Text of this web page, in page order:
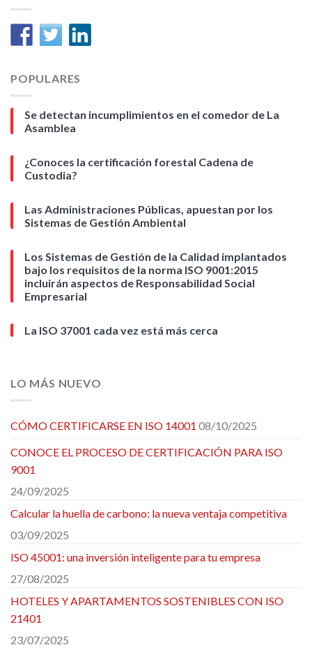
POPULARES
Se detectan incumplimientos en el comedor de La
Asamblea
¿Conoces la certificación forestal Cadena de
Custodia?
Las Administraciones Públicas, apuestan por los
Sistemas de Gestión Ambiental
Los Sistemas de Gestión de la Calidad implantados
bajo los requisitos de la norma ISO 9001:2015
incluirán aspectos de Responsabilidad Social
Empresarial
La ISO 37001 cada vez está más cerca
LO MÁS NUEVO
CÓMO CERTIFICARSE EN ISO 14001 08/10/2025
CONOCE EL PROCESO DE CERTIFICACIÓN PARA ISO
9001
24/09/2025
Calcular la huella de carbono: la nueva ventaja competitiva
03/09/2025
ISO 45001: una inversión inteligente para tu empresa
27/08/2025
HOTELES Y APARTAMENTOS SOSTENIBLES CON ISO
21401
23/07/2025